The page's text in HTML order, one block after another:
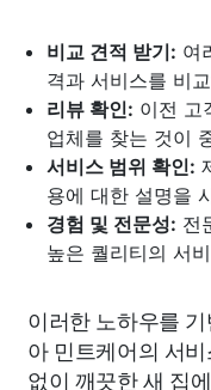
비교 견적 받기: 여
격과 서비스를 비
리뷰 확인: 이전 고
업체를 찾는 것이
서비스 범위 확인:
용에 대한 설명을
경험 및 전문성: 전
높은 퀄리티의 서
이러한 노하우를
아 민트케어의 서
없이 깨끗한 새 집